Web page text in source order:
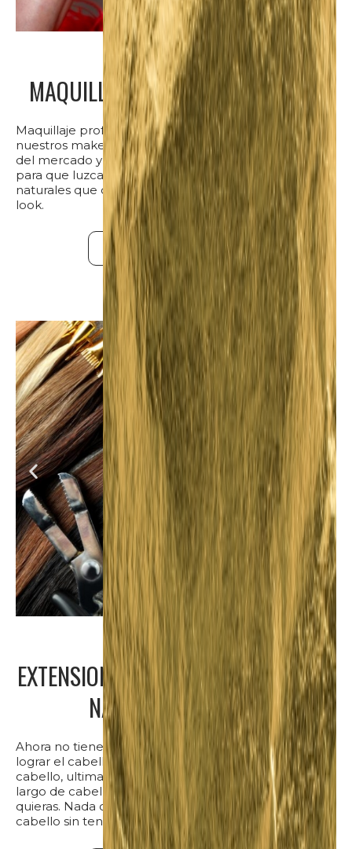
MAQUILLAJE PARA TODA OCASIÓN
Maquillaje profesional para cualquier ocasión por
nuestros makeup artists con los mejores productos
del mercado y las mejores técnicas de tendencia
para que luzcas increíble, más unas pestañas
naturales que complementarán perfectamente tu
look.
¡Quiero una cita!
EXTENSIONES DE CABELLO, ULTIMATE
NATURAL Y ZIPLOXX
Ahora no tienes que esperar muchos meses para
lograr el cabello largo soñado. Con las extensiones de
cabello, ultimate natural y ziploxx, puedes lucir el
largo de cabello que quieras en el momento que
quieras. Nada como tomar decisiones sobre nuestro
cabello sin tener que pasar por largos procesos.